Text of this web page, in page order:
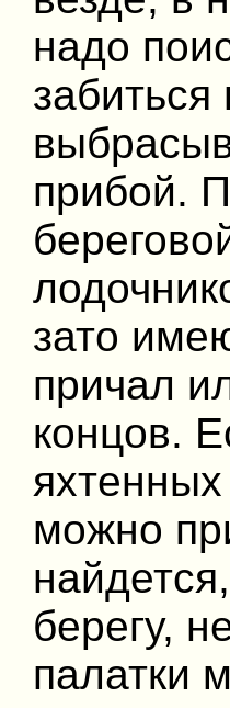
надо
прибой.
зато
причал
концов.
можно
берегу,
палатки